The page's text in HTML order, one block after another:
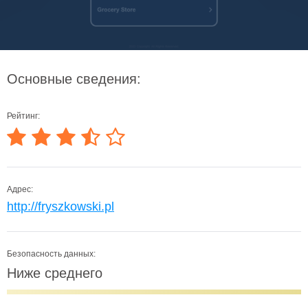
Основные сведения:
Рейтинг:
Адрес:
http://fryszkowski.pl
Безопасность данных:
Ниже среднего